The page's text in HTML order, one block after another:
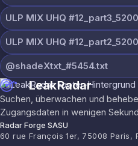
@shadeXtxt_#5454.txt
LeakRadar
Suchen, überwachen und
Zugangsdaten in wenigen
Radar Forge SASU
60 rue François 1er, 75008 Paris,